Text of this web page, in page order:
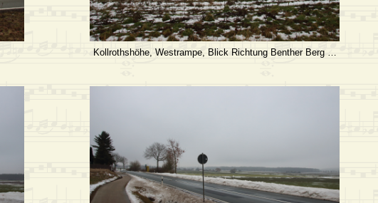
Kollrothshöhe, Westrampe, Blick Richtung Benther Berg …